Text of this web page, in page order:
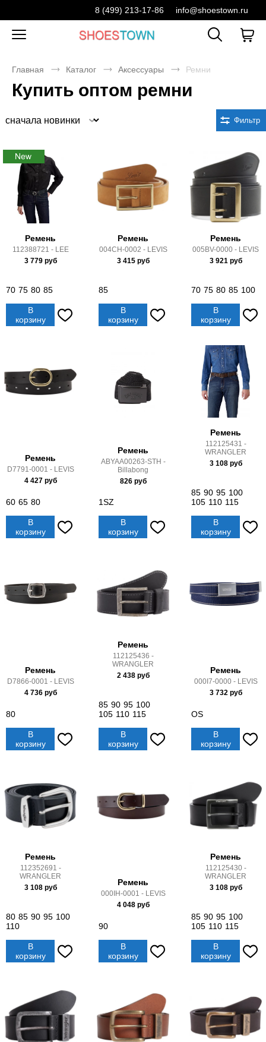
8 (499) 213-17-86 info@shoestown.ru
Главная Каталог Аксессуары Ремни
Купить оптом ремни
Фильтр
Ремень
112388721 - LEE
3 779руб
70 75 80 85
В
корзину
Ремень
004CH-0002 - LEVIS
3 415руб
85
В
корзину
Ремень
005BV-0000 - LEVIS
3 921руб
70 75 80 85 100
В
корзину
Ремень
D7791-0001 - LEVIS
4 427руб
60 65 80
В
корзину
Ремень
ABYAA00263-STH -
Billabong
826руб
1SZ
В
корзину
Ремень
112125431 -
WRANGLER
3 108руб
85 90 95 100
105 110 115
В
корзину
Ремень
D7866-0001 - LEVIS
4 736руб
80
В
корзину
Ремень
112125436 -
WRANGLER
2 438руб
85 90 95 100
105 110 115
В
корзину
Ремень
000I7-0000 - LEVIS
3 732 руб
OS
В
корзину
Ремень
112352691 -
WRANGLER
3 108руб
80 85 90 95 100
110
В
корзину
Ремень
000IH-0001 - LEVIS
4 048руб
90
В
корзину
Ремень
112125430 -
WRANGLER
3 108руб
85 90 95 100
105 110 115
В
корзину